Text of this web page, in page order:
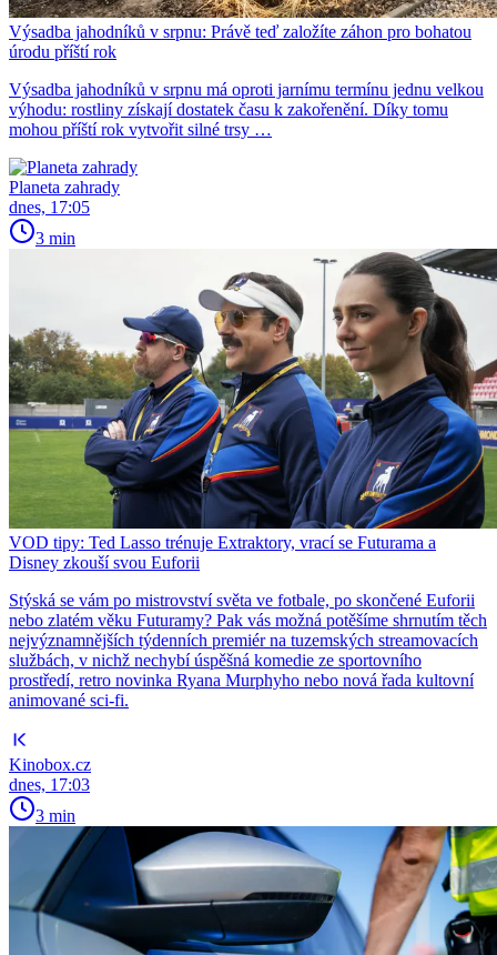
Výsadba jahodníků v srpnu: Právě teď založíte záhon pro bohatou
úrodu příští rok
Výsadba jahodníků v srpnu má oproti jarnímu termínu jednu velkou
výhodu: rostliny získají dostatek času k zakořenění. Díky tomu
mohou příští rok vytvořit silné trsy …
Planeta zahrady
dnes, 17:05
3 min
VOD tipy: Ted Lasso trénuje Extraktory, vrací se Futurama a
Disney zkouší svou Euforii
Stýská se vám po mistrovství světa ve fotbale, po skončené Euforii
nebo zlatém věku Futuramy? Pak vás možná potěšíme shrnutím těch
nejvýznamnějších týdenních premiér na tuzemských streamovacích
službách, v nichž nechybí úspěšná komedie ze sportovního
prostředí, retro novinka Ryana Murphyho nebo nová řada kultovní
animované sci-fi.
Kinobox.cz
dnes, 17:03
3 min